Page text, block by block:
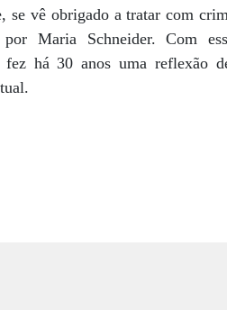
se vê obrigado a tratar com
por Maria Schneider. Com
fez há 30 anos uma reflexão